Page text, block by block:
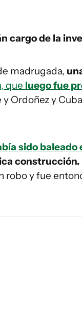
cargo de la
madrugada,
que luego fue
Ordoñez y
sido baleado
construcción.
robo y fue